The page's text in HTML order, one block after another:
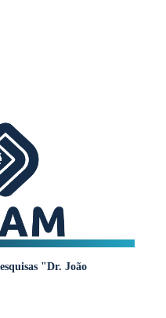
"Dr. João